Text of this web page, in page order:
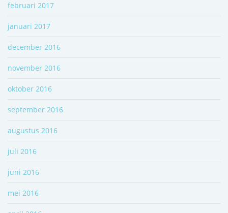
februari 2017
januari 2017
december 2016
november 2016
oktober 2016
september 2016
augustus 2016
juli 2016
juni 2016
mei 2016